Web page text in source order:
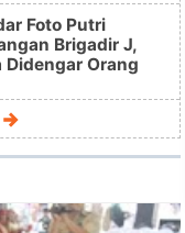
Foto Putri
Brigadir J,
Didengar Orang